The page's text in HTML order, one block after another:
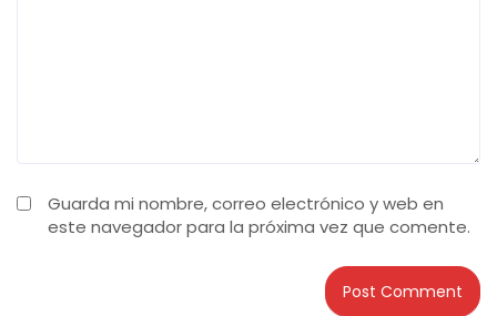
Guarda mi nombre, correo electrónico y web en
este navegador para la próxima vez que comente.